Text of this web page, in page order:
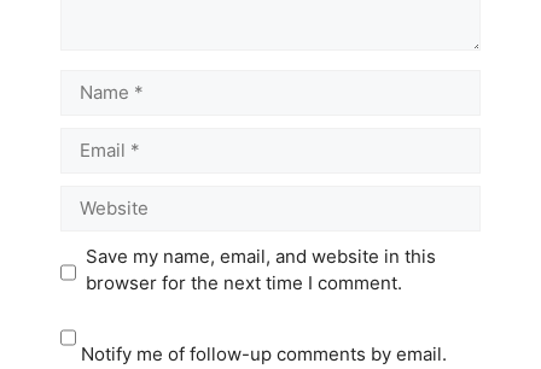
Name
Email
Website
Save my name, email, and website in this
browser for the next time I comment.
Notify me of follow-up comments by email.